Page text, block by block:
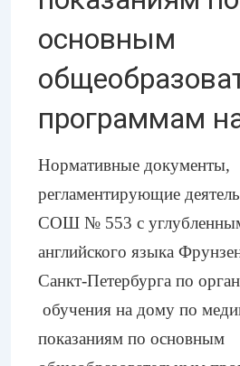
основным
программам
Нормативные документы,
регламентирующие
СОШ № 553 с
английского языка
Санкт-Петербурга по
обучения на дому по
показаниям по основным